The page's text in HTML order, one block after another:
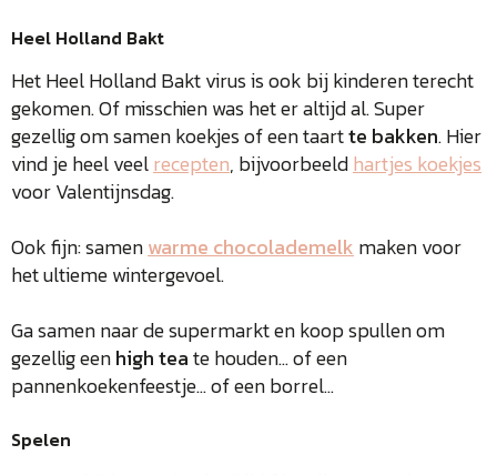
Heel Holland Bakt
Het Heel Holland Bakt virus is ook bij kinderen terecht
gekomen. Of misschien was het er altijd al. Super
gezellig om samen koekjes of een taartte bakken. Hier
vind je heel veelrecepten, bijvoorbeeldhartjes koekjes
voor Valentijnsdag.
Ook fijn: samenwarme chocolademelk maken voor
het ultieme wintergevoel.
Ga samen naar de supermarkt en koop spullen om
gezellig eenhigh teate houden… of een
pannenkoekenfeestje… of een borrel…
Spelen